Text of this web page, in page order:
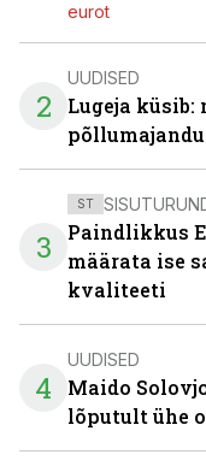
eurot
2
UUDISED
Lugeja
3
ST
Paindlikkus
määrata ise
kvaliteeti
4
UUDISED
Maido
lõputult ühe